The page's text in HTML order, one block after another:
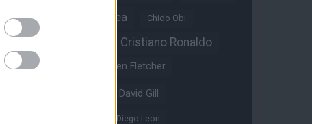
Casemiro Chelsea Chido Obi
Cristiano Ronaldo
Crystal Palace Darren Fletcher
David Gill
Dean Henderson Diego Leon